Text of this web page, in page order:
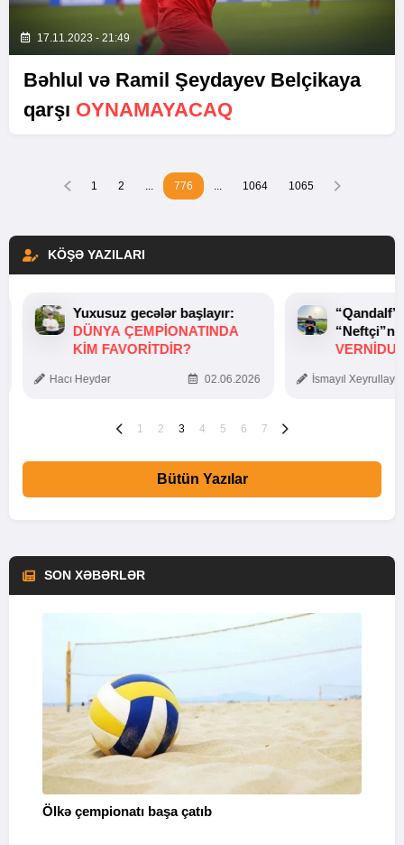
17.11.2023 - 21:49
Bəhlul və Ramil Şeydayev Belçikaya
qarşı OYNAMAYACAQ
1 2 ... 776 ... 1064 1065
KÖŞƏ YAZILARI
Yuxusuz gecələr başlayır:
DÜNYA ÇEMPIONATINDA
KIM FAVORITDIR?
Hacı Heydər 02.06.2026 İsmayıl
1 2 3 4 5 6 7
Bütün Yazılar
SON XƏBƏRLƏR
Ölkə çempionatı başa çatıb